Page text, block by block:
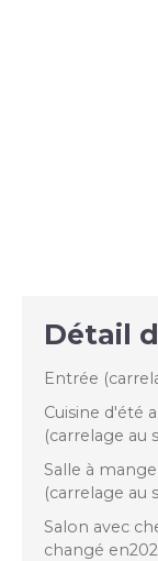
Détail
Entrée
Cuisine d'été
(carrelage au
Salle à
(carrelage au
Salon avec
changé